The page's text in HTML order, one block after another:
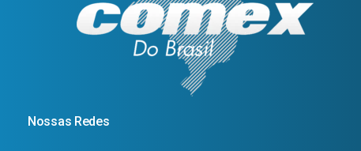
Nossas Redes